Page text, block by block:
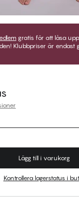
gratis för att låsa
Klubbpriser är endast
för den här produkten
Lägg till i varukorg
Kontrollera lagerstatus i